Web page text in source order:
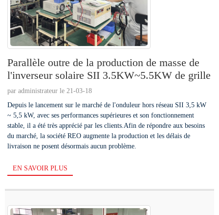
Parallèle outre de la production de masse de
l'inverseur solaire SII 3.5KW~5.5KW de grille
par administrateur le 21-03-18
Depuis le lancement sur le marché de l'onduleur hors réseau SII 3,5 kW
~ 5,5 kW, avec ses performances supérieures et son fonctionnement
stable, il a été très apprécié par les clients.Afin de répondre aux besoins
du marché, la société REO augmente la production et les délais de
livraison ne posent désormais aucun problème.
EN SAVOIR PLUS